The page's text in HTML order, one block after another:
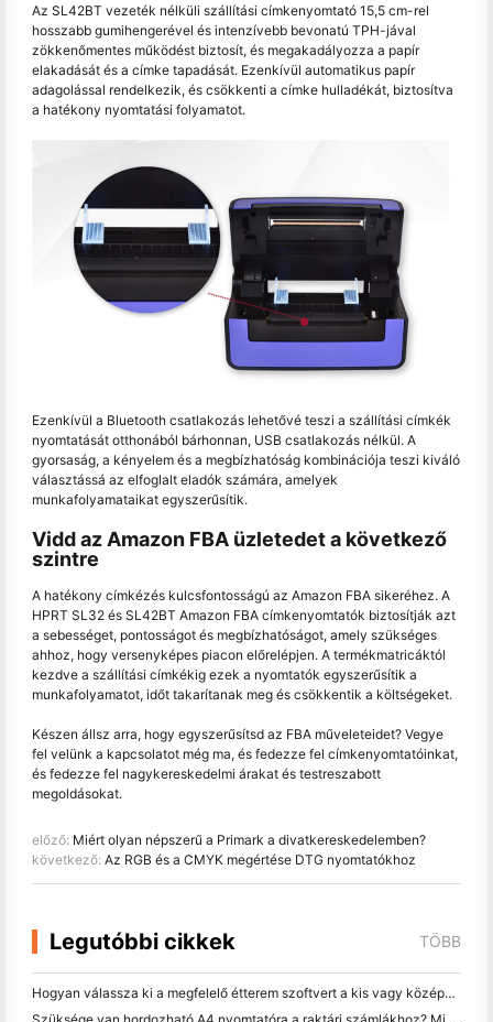
Az SL42BT vezeték nélküli szállítási címkenyomtató 15,5 cm-rel
hosszabb gumihengerével és intenzívebb bevonatú TPH-jával
zökkenőmentes működést biztosít, és megakadályozza a papír
elakadását és a címke tapadását. Ezenkívül automatikus papír
adagolással rendelkezik, és csökkenti a címke hulladékát, biztosítva
a hatékony nyomtatási folyamatot.
Ezenkívül a Bluetooth csatlakozás lehetővé teszi a szállítási címkék
nyomtatását otthonából bárhonnan, USB csatlakozás nélkül. A
gyorsaság, a kényelem és a megbízhatóság kombinációja teszi kiváló
választássá az elfoglalt eladók számára, amelyek
munkafolyamataikat egyszerűsítik.
Vidd az Amazon FBA üzletedet a következő
szintre
A hatékony címkézés kulcsfontosságú az Amazon FBA sikeréhez. A
HPRT SL32 és SL42BT Amazon FBA címkenyomtatók biztosítják azt
a sebességet, pontosságot és megbízhatóságot, amely szükséges
ahhoz, hogy versenyképes piacon előrelépjen. A termékmatricáktól
kezdve a szállítási címkékig ezek a nyomtatók egyszerűsítik a
munkafolyamatot, időt takarítanak meg és csökkentik a költségeket.
Készen állsz arra, hogy egyszerűsítsd az FBA műveleteidet? Vegye
fel velünk a kapcsolatot még ma, és fedezze fel címkenyomtatóinkat,
és fedezze fel nagykereskedelmi árakat és testreszabott
megoldásokat.
előző: Miért olyan népszerű a Primark a divatkereskedelemben?
következő: Az RGB és a CMYK megértése DTG nyomtatókhoz
Legutóbbi cikkek TÖBB
Hogyan válassza ki a megfelelő étterem szoftvert a kis vagy középméretű étteremhez